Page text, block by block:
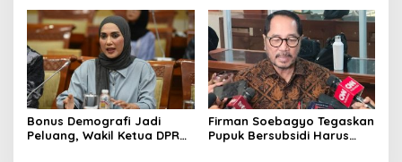
Bonus Demografi Jadi
Peluang, Wakil Ketua DPR
Firman Soebagyo Tegaskan
Pupuk Bersubsidi Harus